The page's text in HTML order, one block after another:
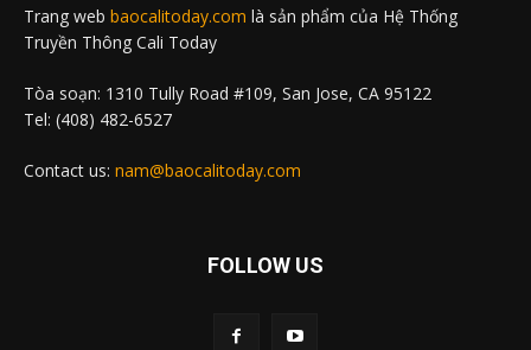
Trang web baocalitoday.com là sản phẩm của Hệ Thống
Truyền Thông Cali Today
Tòa soạn: 1310 Tully Road #109, San Jose, CA 95122
Tel: (408) 482-6527
Contact us: nam@baocalitoday.com
FOLLOW US